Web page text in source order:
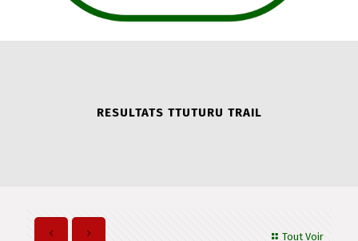
RESULTATS TTUTURU TRAIL
Tout Voir